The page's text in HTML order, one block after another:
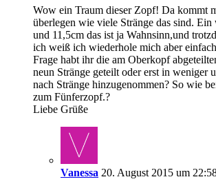
Wow ein Traum dieser Zopf! Da kommt
überlegen wie viele Stränge das sind. Ein
und 11,5cm das ist ja Wahnsinn,und
ich weiß ich wiederhole mich aber
Frage habt ihr die am Oberkopf
neun Stränge geteilt oder erst in weniger
nach Stränge hinzugenommen? So wie
zum Fünferzopf.?
Liebe Grüße
Vanessa 20. August 2015 um